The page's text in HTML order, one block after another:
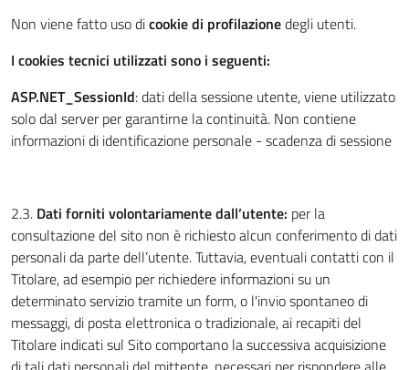
Non viene fatto uso dicookie di profilazionedegli utenti.
I cookies tecnici utilizzati sono i seguenti:
ASP.NET_SessionId: dati della sessione utente, viene utilizzato
solo dal server per garantirne la continuità. Non contiene
informazioni di identificazione personale - scadenza di sessione
2.3. Dati forniti volontariamente dall’utente: per la
consultazione del sito non è richiesto alcun conferimento di dati
personali da parte dell’utente. Tuttavia, eventuali contatti con il
Titolare, ad esempio per richiedere informazioni su un
determinato servizio tramite un form, o l'invio spontaneo di
messaggi, di posta elettronica o tradizionale, ai recapiti del
Titolare indicati sul Sito comportano la successiva acquisizione